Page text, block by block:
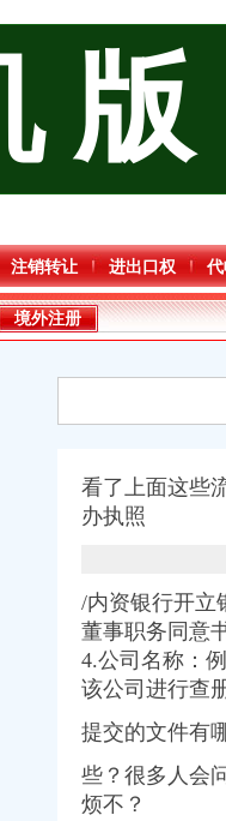
版
注销转让 进出口权
境外注册
看了上面这些
办执照
/内资银行开立
董事职务同意
4.公司名称：
该公司进行查
提交的文件有
些？很多人会
烦不？